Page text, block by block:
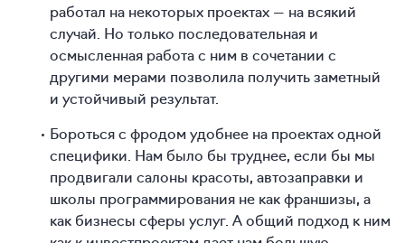
работал на некоторых проектах — на всякий
случай. Но только последовательная и
осмысленная работа с ним в сочетании с
другими мерами позволила получить заметный
и устойчивый результат.
Бороться с фродом удобнее на проектах одной
специфики. Нам было бы труднее, если бы мы
продвигали салоны красоты, автозаправки и
школы программирования не как франшизы, а
как бизнесы сферы услуг. А общий подход к ним